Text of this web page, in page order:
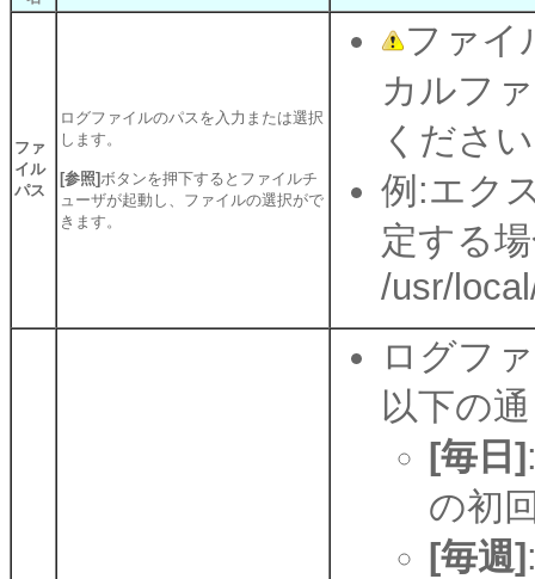
ファ
イル
パス
ログファイルのパスを入力または選択
します。
[参照]ボタンを押下するとファイルチ
ューザが起動し、ファイルの選択がで
きます。
ファイ
カルフ
くださ
例:エク
定する
/usr/
ログフ
以下の
[毎日]
の初
[毎週]